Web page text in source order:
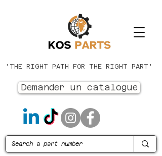
'THE RIGHT PATH FOR THE RIGHT PART'
Demander un catalogue